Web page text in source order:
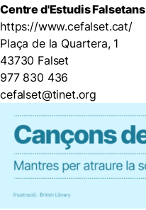
Centre d'Estudis Falsetans
https://www.cefalset.cat/
Plaça de la Quartera, 1
43730 Falset
977 830 436
cefalset@tinet.org